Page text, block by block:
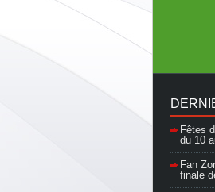
Fêtes
du 10
Fan
finale